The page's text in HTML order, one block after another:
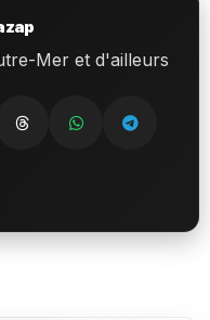
Mer et d'ailleurs